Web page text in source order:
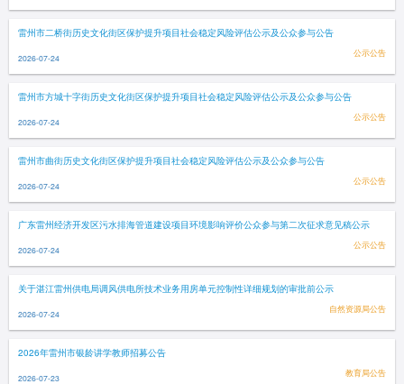
雷州市二桥街历史文化街区保护提升项目社会稳定风险评估公示及公众参与公告
2026-07-24 公示公告
雷州市方城十字街历史文化街区保护提升项目社会稳定风险评估公示及公众参与公告
2026-07-24 公示公告
雷州市曲街历史文化街区保护提升项目社会稳定风险评估公示及公众参与公告
2026-07-24 公示公告
广东雷州经济开发区污水排海管道建设项目环境影响评价公众参与第二次征求意见稿公示
2026-07-24 公示公告
关于湛江雷州供电局调风供电所技术业务用房单元控制性详细规划的审批前公示
2026-07-24 自然资源局公告
2026年雷州市银龄讲学教师招募公告
2026-07-23 教育局公告